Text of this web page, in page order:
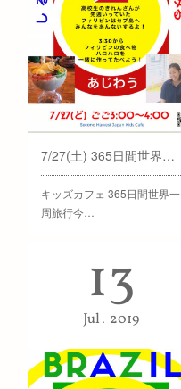
7/27(土) 365日間世界一周旅行 フィリピン
キッズカフェ 365日間世界一
周旅行今…
13
Jul 2019